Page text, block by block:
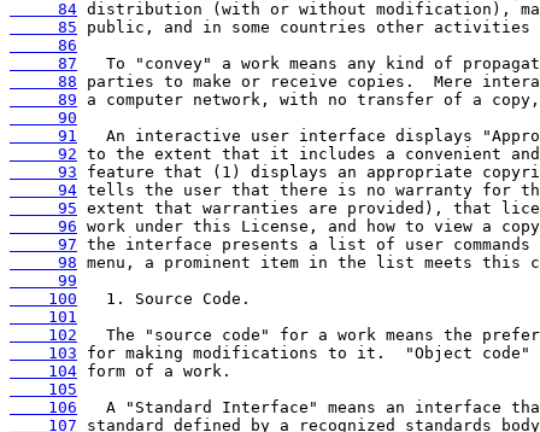
     84
     85
     86
     87
     88
     89
     90
     91
     92
     93
     94
     95
     96
     97
     98
     99
    100
    101
    102
    103
    104
    105
    106
    107